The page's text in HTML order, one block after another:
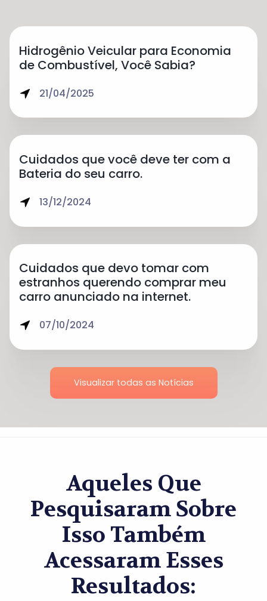
Hidrogênio Veicular para Economia
de Combustível, Você Sabia?
21/04/2025
Cuidados que você deve ter com a
Bateria do seu carro.
13/12/2024
Cuidados que devo tomar com
estranhos querendo comprar meu
carro anunciado na internet.
07/10/2024
Visualizar todas as Notícias
Aqueles Que
Pesquisaram Sobre
Isso Também
Acessaram Esses
Resultados: